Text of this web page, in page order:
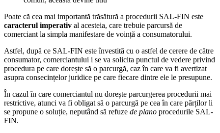
Poate că cea mai importantă trăsătură a procedurii SAL-FIN este
caracterul imperativ al acesteia, care trebuie parcursă de
comerciant la simpla manifestare de voință a consumatorului.
Astfel, după ce SAL-FIN este învestită cu o astfel de cerere de către
consumator, comerciantului i se va solicita punctul de vedere privind
procedura pe care dorește să o parcurgă, caz în care va fi avertizat
asupra consecințelor juridice pe care fiecare dintre ele le presupune.
În cazul în care comerciantul nu dorește parcurgerea procedurii mai
restrictive, atunci va fi obligat să o parcurgă pe cea în care părților li
se propune o soluție, neputând să refuze de plano procedurile SAL-
FIN.